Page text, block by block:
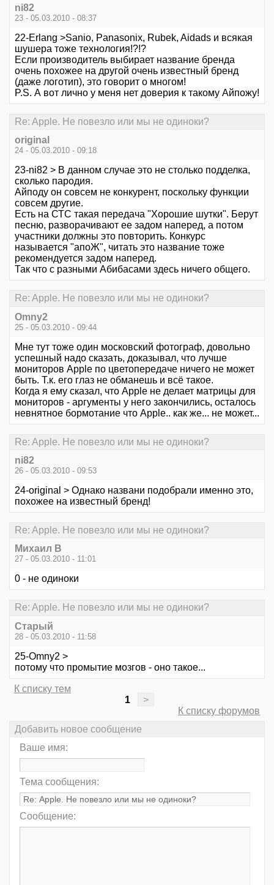
ni82
23 - 05.03.2010 - 08:37
22-Erlang >Sanio, Panasonix, Rubek, Aidads и всякая
шушера тоже технология!?!?
Если производитель выбирает название бренда
очень похожее на другой очень известный бренд
(даже логотип), это говорит о многом!
P.S. А вот лично у меня нет доверия к такому Айпожу!
Re: Apple. Не повезло или мы не одиноки?
original
24 - 05.03.2010 - 09:18
23-ni82 > В данном случае это не столько подделка,
сколько пародия.
Айподу он совсем не конкурент, поскольку функции
совсем другие.
Есть на СТС такая передача "Хорошие шутки". Берут
песню, разворачивают ее задом наперед, а потом
участники должны это повторить. Конкурс
называется "апоЖ", читать это название тоже
рекомендуется задом наперед.
Так что с разными Абибасами здесь ничего общего.
Re: Apple. Не повезло или мы не одиноки?
Omny2
25 - 05.03.2010 - 09:44
Мне тут тоже один московский фотограф, довольно
успешный надо сказать, доказывал, что лучше
мониторов Apple по цветопередаче ничего не может
быть. Т.к. его глаз не обманешь и всё такое.
Когда я ему сказал, что Apple не делает матрицы для
мониторов - аргументы у него закончились, осталось
невнятное бормотание что Apple.. как же... не может...
Re: Apple. Не повезло или мы не одиноки?
ni82
26 - 05.03.2010 - 09:53
24-original > Однако названи подобрали именно это,
похожее на известный бренд!
Re: Apple. Не повезло или мы не одиноки?
Михаил В
27 - 05.03.2010 - 11:01
0 - не одиноки
Re: Apple. Не повезло или мы не одиноки?
Старый
28 - 05.03.2010 - 11:58
25-Omny2 >
потому что промытие мозгов - оно такое...
К списку тем
1
>
К списку форумов
Добавить новое сообщение
Ваше имя:
Тема сообщения:
Сообщение: